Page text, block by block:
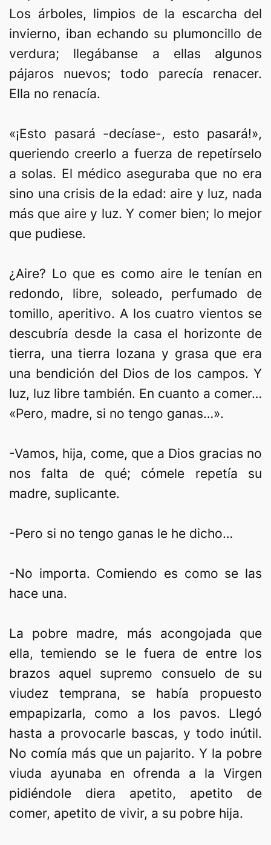
Los árboles, limpios de la escarcha del
invierno, iban echando su plumoncillo de
verdura; llegábanse a ellas algunos
pájaros nuevos; todo parecía renacer.
Ella no renacía.
«¡Esto pasará -decíase-, esto pasará!»,
queriendo creerlo a fuerza de repetírselo
a solas. El médico aseguraba que no era
sino una crisis de la edad: aire y luz, nada
más que aire y luz. Y comer bien; lo mejor
que pudiese.
¿Aire? Lo que es como aire le tenían en
redondo, libre, soleado, perfumado de
tomillo, aperitivo. A los cuatro vientos se
descubría desde la casa el horizonte de
tierra, una tierra lozana y grasa que era
una bendición del Dios de los campos. Y
luz, luz libre también. En cuanto a comer…
«Pero, madre, si no tengo ganas…».
-Vamos, hija, come, que a Dios gracias no
nos falta de qué; cómele repetía su
madre, suplicante.
-Pero si no tengo ganas le he dicho…
-No importa. Comiendo es como se las
hace una.
La pobre madre, más acongojada que
ella, temiendo se le fuera de entre los
brazos aquel supremo consuelo de su
viudez temprana, se había propuesto
empapizarla, como a los pavos. Llegó
hasta a provocarle bascas, y todo inútil.
No comía más que un pajarito. Y la pobre
viuda ayunaba en ofrenda a la Virgen
pidiéndole diera apetito, apetito de
comer, apetito de vivir, a su pobre hija.